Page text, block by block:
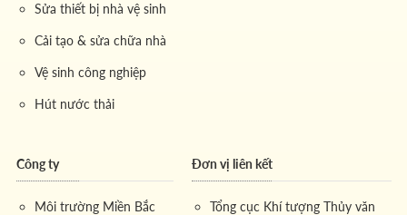
Sửa thiết bị nhà vệ sinh
Cải tạo & sửa chữa nhà
Vệ sinh công nghiệp
Hút nước thải
Công ty
Môi trường Miền Bắc
Đơn vị liên kết
Tổng cục Khí tượng Thủy văn